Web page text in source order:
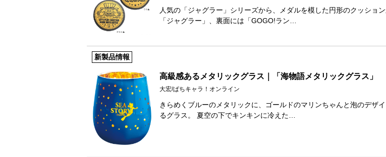
人気の「ジャグラー」シリーズから、メダルを模した円形のクッショ
「ジャグラー」、裏面には「GOGO!ラン…
新製品情報
高級感あるメタリックグラス｜「海物語メタリックグラス」
大宏/ぱちキャラ！オンライン
きらめくブルーのメタリックに、ゴールドのマリンちゃんと泡のデザ
るグラス。 夏空の下でキンキンに冷えた…